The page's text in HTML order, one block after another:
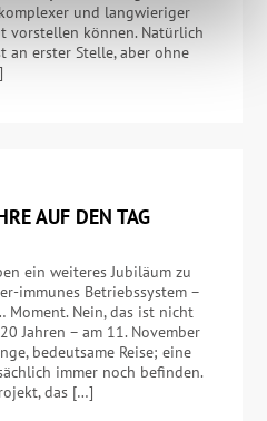
und langwieriger
vorstellen können. Natürlich
erster Stelle, aber ohne
AUF DEN TAG
ein weiteres Jubiläum zu
immunes Betriebssystem –
Moment. Nein, das ist nicht
Jahren – am 11. November
bedeutsame Reise; eine
immer noch befinden.
das […]